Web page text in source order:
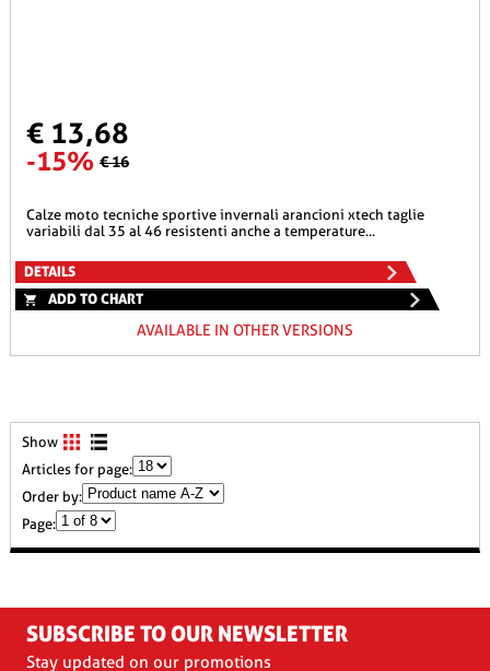
€ 13,68
-15% € 16
calze moto tecniche sportive invernali arancioni xtech taglie
variabili dal 35 al 46 resistenti anche a temperature...
DETAILS
ADD TO CHART
AVAILABLE IN OTHER VERSIONS
Show
Articles for page:
Order by:
Page:
SUBSCRIBE TO OUR NEWSLETTER
Stay updated on our promotions